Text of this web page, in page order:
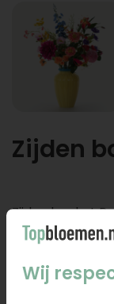
Zijden
Zijden boeket
Wij